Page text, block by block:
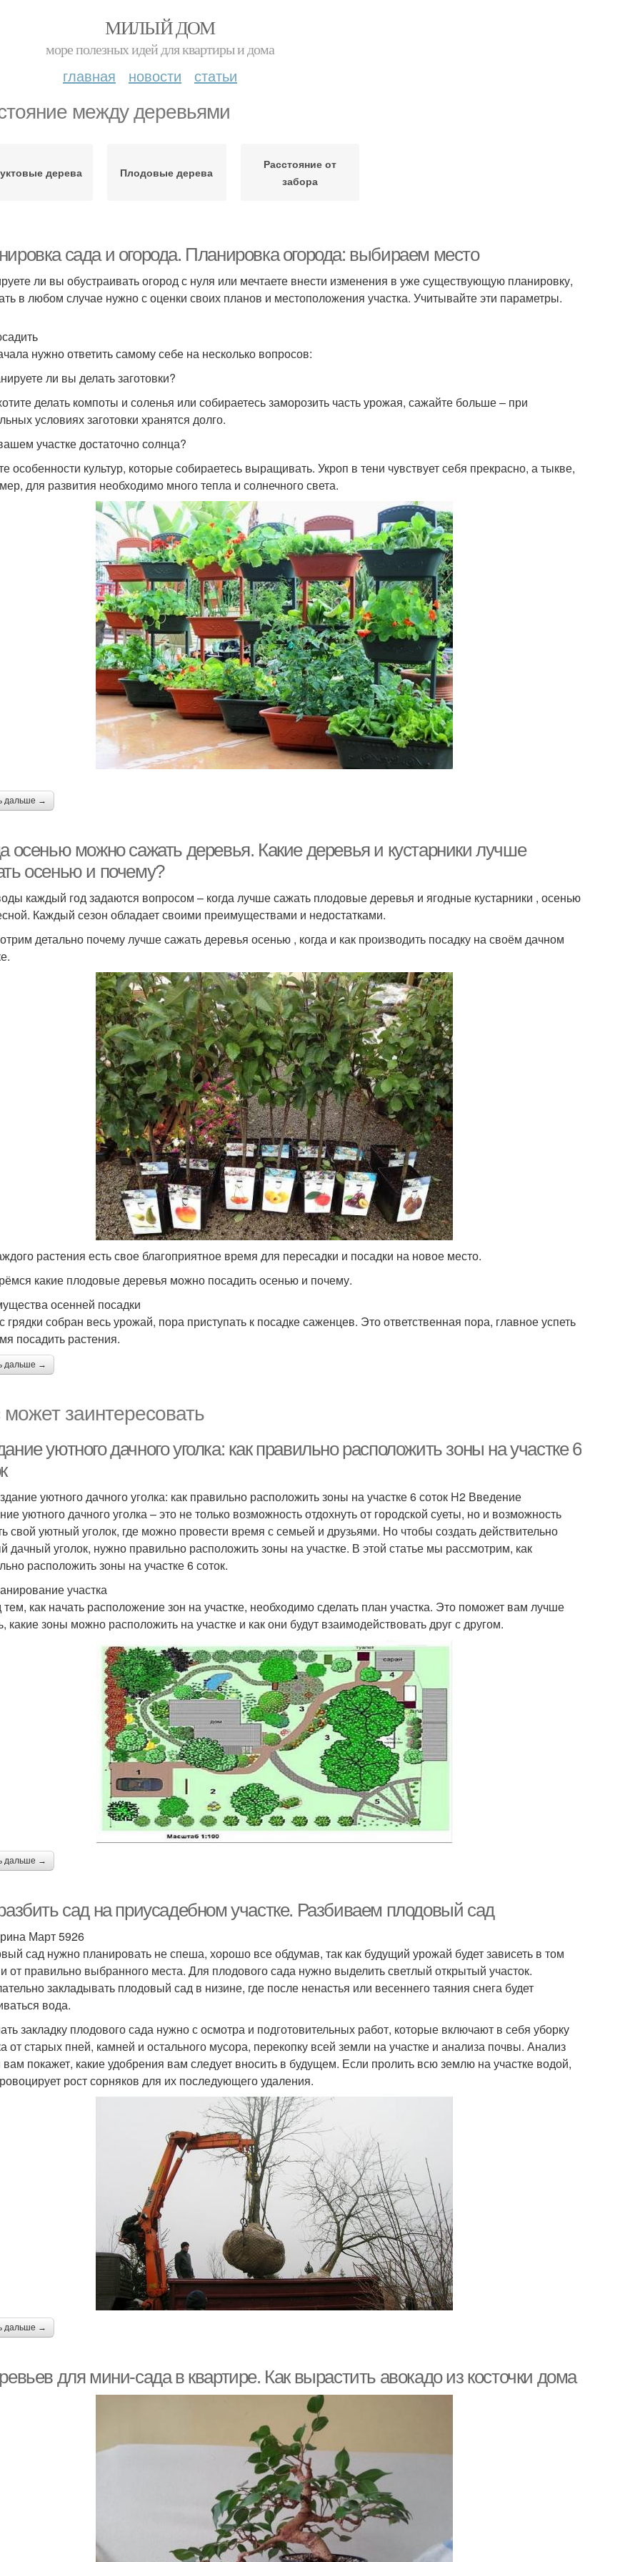
МИЛЫЙ ДОМ
море полезных идей для квартиры и дома
главная новости статьи
между деревьями
дерева Плодовые дерева
Расстояние от
забора
сада и огорода. Планировка огорода: выбираем место
ли вы обустраивать огород с нуля или мечтаете внести изменения в уже существующую планировку,
в любом случае нужно с оценки своих планов и местоположения участка. Учитывайте эти параметры.
нужно ответить самому себе на несколько вопросов:
ли вы делать заготовки?
делать компоты и соленья или собираетесь заморозить часть урожая, сажайте больше – при
условиях заготовки хранятся долго.
участке достаточно солнца?
особенности культур, которые собираетесь выращивать. Укроп в тени чувствует себя прекрасно, а тыкве,
для развития необходимо много тепла и солнечного света.
дальше →
осенью можно сажать деревья. Какие деревья и кустарники лучше
осенью и почему?
каждый год задаются вопросом – когда лучше сажать плодовые деревья и ягодные кустарники , осенью
Каждый сезон обладает своими преимуществами и недостатками.
детально почему лучше сажать деревья осенью , когда и как производить посадку на своём дачном
растения есть свое благоприятное время для пересадки и посадки на новое место.
какие плодовые деревья можно посадить осенью и почему.
осенней посадки
грядки собран весь урожай, пора приступать к посадке саженцев. Это ответственная пора, главное успеть
посадить растения.
дальше →
заинтересовать
уютного дачного уголка: как правильно расположить зоны на участке 6
уютного дачного уголка: как правильно расположить зоны на участке 6 соток H2 Введение
уютного дачного уголка – это не только возможность отдохнуть от городской суеты, но и возможность
свой уютный уголок, где можно провести время с семьей и друзьями. Но чтобы создать действительно
дачный уголок, нужно правильно расположить зоны на участке. В этой статье мы рассмотрим, как
расположить зоны на участке 6 соток.
участка
как начать расположение зон на участке, необходимо сделать план участка. Это поможет вам лучше
какие зоны можно расположить на участке и как они будут взаимодействовать друг с другом.
дальше →
сад на приусадебном участке. Разбиваем плодовый сад
Март 5926
сад нужно планировать не спеша, хорошо все обдумав, так как будущий урожай будет зависеть в том
от правильно выбранного места. Для плодового сада нужно выделить светлый открытый участок.
закладывать плодовый сад в низине, где после ненастья или весеннего таяния снега будет
вода.
закладку плодового сада нужно с осмотра и подготовительных работ, которые включают в себя уборку
от старых пней, камней и остального мусора, перекопку всей земли на участке и анализа почвы. Анализ
покажет, какие удобрения вам следует вносить в будущем. Если пролить всю землю на участке водой,
рост сорняков для их последующего удаления.
дальше →
для мини-сада в квартире. Как вырастить авокадо из косточки дома